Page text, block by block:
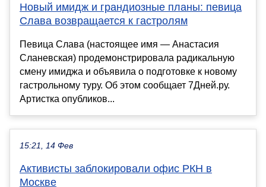
Новый имидж и грандиозные планы: певица
Слава возвращается к гастролям
Певица Слава (настоящее имя — Анастасия
Сланевская) продемонстрировала радикальную
смену имиджа и объявила о подготовке к новому
гастрольному туру. Об этом сообщает 7Дней.ру.
Артистка опубликов...
15:21, 14 Фев
Активисты заблокировали офис РКН в
Москве